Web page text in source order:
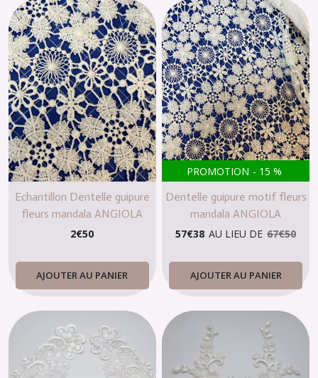
Echantillon Dentelle guipure
fleurs mandala ANGIOLA
2€50
AJOUTER AU PANIER
PROMOTION - 15 %
Dentelle guipure motif fleurs
mandala ANGIOLA
57€38 AU LIEU DE 67€50
AJOUTER AU PANIER